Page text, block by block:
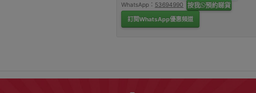
WhatsApp： 53694990 按我 預約睇貨
訂閱WhatsApp優惠頻道